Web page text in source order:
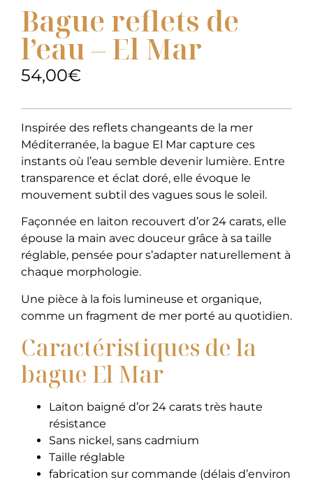
Bague reflets de
l’eau – El Mar
54,00€
Inspirée des reflets changeants de la mer
Méditerranée, la bague El Mar capture ces
instants où l’eau semble devenir lumière. Entre
transparence et éclat doré, elle évoque le
mouvement subtil des vagues sous le soleil.
Façonnée en laiton recouvert d’or 24 carats, elle
épouse la main avec douceur grâce à sa taille
réglable, pensée pour s’adapter naturellement à
chaque morphologie.
Une pièce à la fois lumineuse et organique,
comme un fragment de mer porté au quotidien.
Caractéristiques de la
bague El Mar
Laiton baigné d’or 24 carats très haute
résistance
Sans nickel, sans cadmium
Taille réglable
fabrication sur commande (délais d’environ